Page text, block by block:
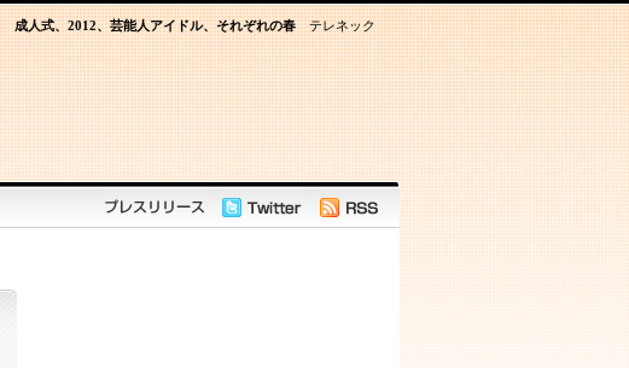
テレネック
成人式、2012、芸能人アイドル、それぞれの春